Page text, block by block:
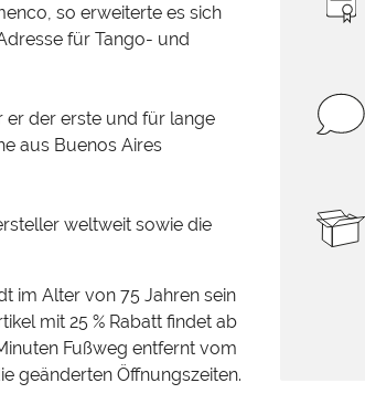
so erweiterte es sich
für Tango- und
er der erste und für lange
aus Buenos Aires
weltweit sowie die
im Alter von 75 Jahren sein
mit 25 % Rabatt findet ab
Fußweg entfernt vom
geänderten Öffnungszeiten.